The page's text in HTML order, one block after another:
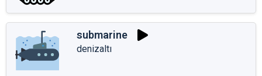
submarine
denizaltı